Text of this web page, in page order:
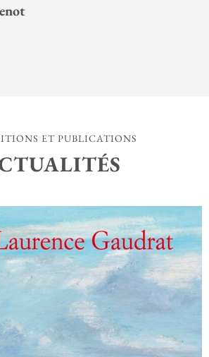
ET PUBLICATIONS